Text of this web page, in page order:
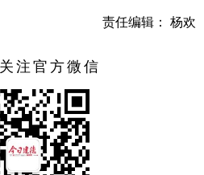
区计划打造成为浙江省医疗区域
精神心理防治的基础之上，辐射
省外的安徽、福建、江西，努力
，让老百姓在家门口就可以看到
。
向西拓展，推进三甲医院全覆
责任编辑： 杨欢
注官方微信